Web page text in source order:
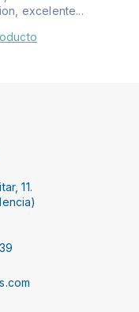
excelente...
11.